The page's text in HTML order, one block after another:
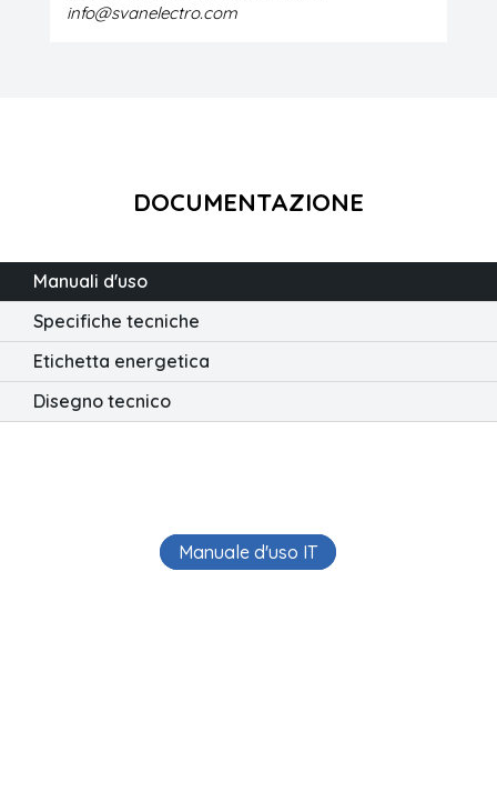
info@svanelectro.com
DOCUMENTAZIONE
Manuali d'uso
Specifiche tecniche
Etichetta energetica
Disegno tecnico
Manuale d'uso IT